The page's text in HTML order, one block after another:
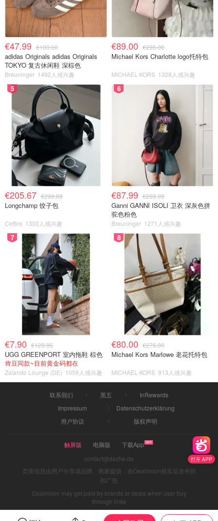
打开 APP
€47.99 €100.00
adidas Originals adidas Originals
TOKYO 复古休闲鞋 深棕色
Breuninger 1492人感兴趣
€89.00 €295.00
Michael Kors Charlotte logo托特包
MICHAEL KORS 1328人感兴趣
5
€205.67 €299.88
Longchamp 饺子包
Cettire 1303人感兴趣
6
€87.99 €269.99
Ganni GANNI ISOLI 卫衣 深灰色拼
驼色粉色
Breuninger 1271人感兴趣
7
€7.90 €129.95
UGG GREENPORT 室内拖鞋 棕色
肯豆同款~目前黄金码都在
Zalando Lounge (DE) 1059人感兴趣
8
€80.00 €275.00
Michael Kors Marlowe 老花托特包
MICHAEL KORS 913人感兴趣
联系我们 黑五
InRewards
Impressum
Datenschutzerklärung
用户协议
版权声明
触屏版 电脑版
下载App
contact@dazhe.de
页面信息由用户分享或品牌、商家提供，由Dealmoon核实后发布折
扣广告
Dealmoon may get paid by brands or deals when user buy
through links